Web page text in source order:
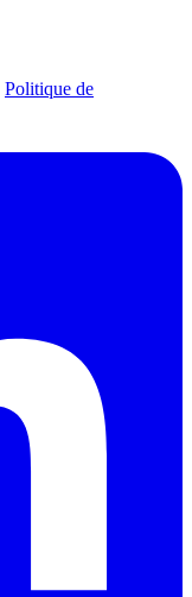
Politique de